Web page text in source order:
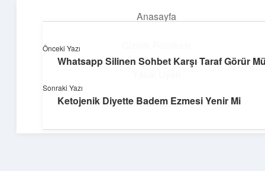
Anasayfa
Hakkımızda
Yapı ve İlham
Yaratıcı projelerle dünyanı inşa et!
Önceki Yazı
Whatsapp Silinen Sohbet Karşı Taraf Görür
Sonraki Yazı
Ketojenik Diyette Badem Ezmesi Yenir Mi